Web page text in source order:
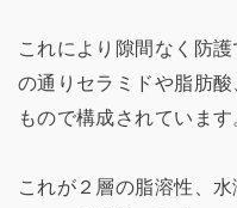
これにより隙間なく防
の通りセラミドや脂肪
もので構成されています
これが２層の脂溶性、